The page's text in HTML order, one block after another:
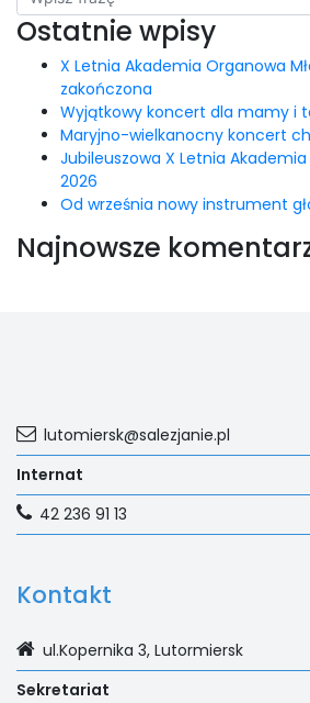
Fundacja
Konkurs
Klasztor
Ostatnie wpisy
X Letnia Akademia Organowa
zakończona
Wyjątkowy koncert dla mamy i
Maryjno-wielkanocny koncert
Jubileuszowa X Letnia
2026
Od września nowy instrument
Najnowsze
Kontakt
ul.Kopernika 3, Lutormiersk
Sekretariat
lutomiersk@salezjanie.pl
Internat
42 236 91 13